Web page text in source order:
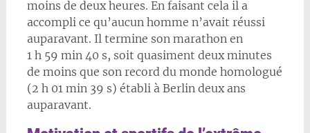
moins de deux heures. En faisant cela il a
accompli ce qu’aucun homme n’avait réussi
auparavant. Il termine son marathon en
1 h 59 min 40 s, soit quasiment deux minutes
de moins que son record du monde homologué
(2 h 01 min 39 s) établi à Berlin deux ans
auparavant.